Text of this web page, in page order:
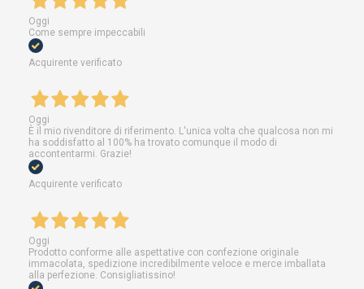
Oggi
Come sempre impeccabili
Acquirente verificato
Oggi
È il mio rivenditore di riferimento. L'unica volta che qualcosa non mi
ha soddisfatto al 100% ha trovato comunque il modo di
accontentarmi. Grazie!
Acquirente verificato
Oggi
Prodotto conforme alle aspettative con confezione originale
immacolata, spedizione incredibilmente veloce e merce imballata
alla perfezione. Consigliatissino!